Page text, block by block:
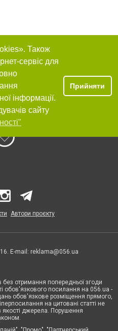
Також
сервіс для
інформації.
сайту
Прийняти
Автори проєкту
E-mail: reklama@056.ua
без отримання попередньої згоди
обов'язкового посилання на 056.ua -
обов'язкове розміщення прямого,
на цитовані статті не
якості джерела. Порушення